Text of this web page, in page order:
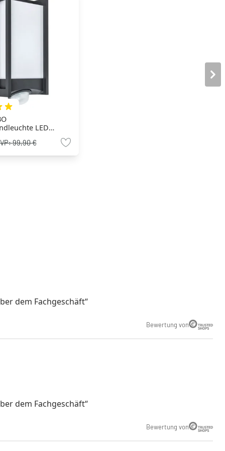
LED
99,90 €
dem Fachgeschäft
Bewertung von
dem Fachgeschäft
Bewertung von